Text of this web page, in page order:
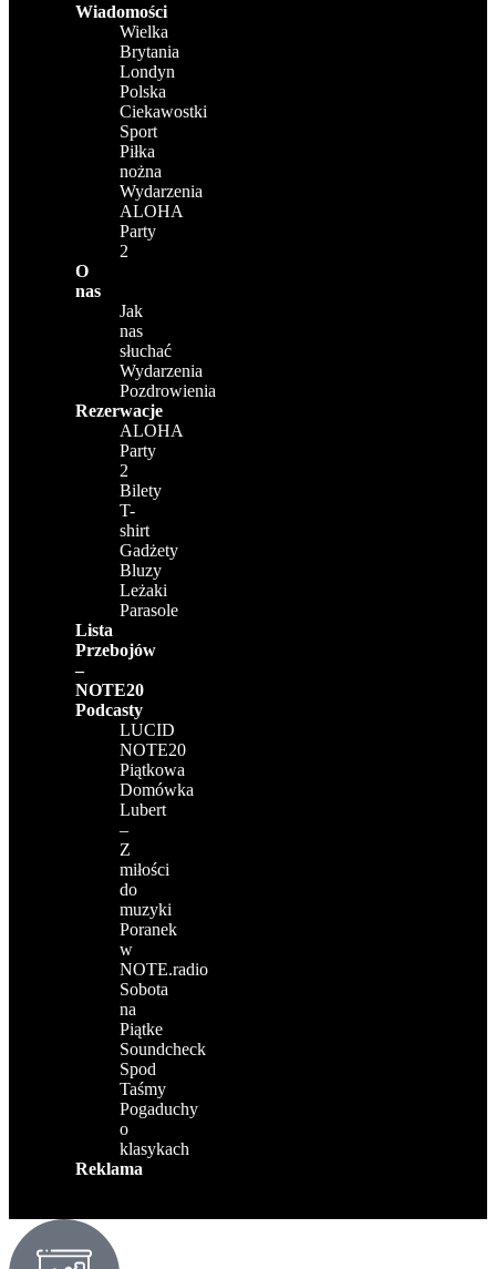
Wiadomości
Wielka
Brytania
Londyn
Polska
Ciekawostki
Sport
Piłka
nożna
Wydarzenia
ALOHA
Party
2
O
nas
Jak
nas
słuchać
Wydarzenia
Pozdrowienia
Rezerwacje
ALOHA
Party
2
Bilety
T-
shirt
Gadżety
Bluzy
Leżaki
Parasole
Lista
Przebojów
–
NOTE20
Podcasty
LUCID
NOTE20
Piątkowa
Domówka
Lubert
–
Z
miłości
do
muzyki
Poranek
w
NOTE.radio
Sobota
na
Piątke
Soundcheck
Spod
Taśmy
Pogaduchy
o
klasykach
Reklama